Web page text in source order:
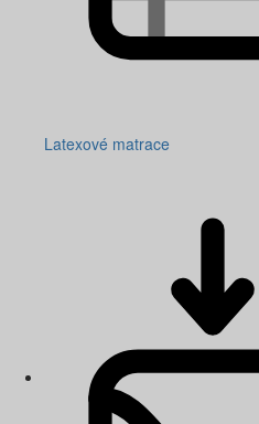
Latexové matrace